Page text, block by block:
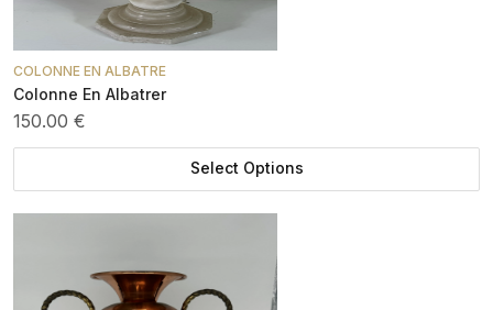
COLONNE EN ALBATRE
Colonne En Albatrer
150.00 €
Select Options